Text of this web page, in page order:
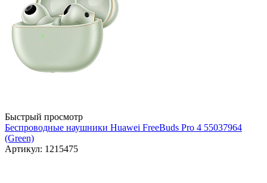
Быстрый просмотр
Беспроводные наушники Huawei FreeBuds Pro 4 55037964
(Green)
Артикул: 1215475